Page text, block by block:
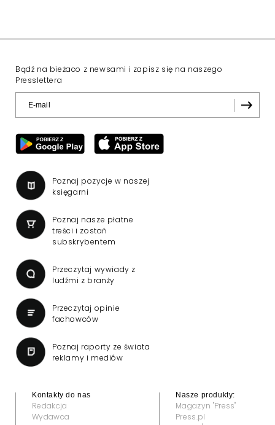
Bądź na bieżaco z newsami i zapisz się na naszego
Presslettera
Poznaj pozycje w naszej
księgarni
Poznaj nasze płatne
treści i zostań
subskrybentem
Przeczytaj wywiady z
ludźmi z branży
Przeczytaj opinie
fachowców
Poznaj raporty ze świata
reklamy i mediów
Kontakty do nas
Redakcja
Wydawca
Nasze produkty:
Magazyn "Press"
Press.pl